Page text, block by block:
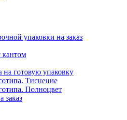
упаковки на заказ
на готовую упаковку
Тиснение
Полноцвет
заказ